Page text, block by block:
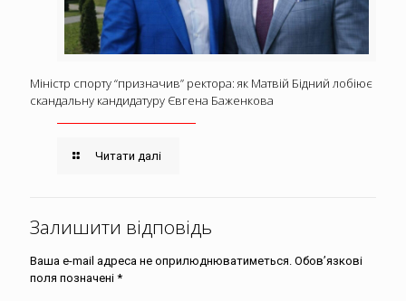
Міністр спорту “призначив” ректора: як Матвій Бідний лобіює
скандальну кандидатуру Євгена Баженкова
Читати далі
Залишити відповідь
Ваша e-mail адреса не оприлюднюватиметься. Обов’язкові
поля позначені *